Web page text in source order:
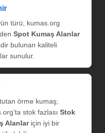
türü; kumas.org
Spot Kumaş Alanlar
bulunan kaliteli
sunulur.
örme kumaş;
stok fazlası Stok
Alanlariçin iyi bir